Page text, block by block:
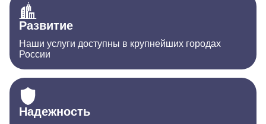
Развитие
Наши услуги доступны в крупнейших городах
России
Надежность